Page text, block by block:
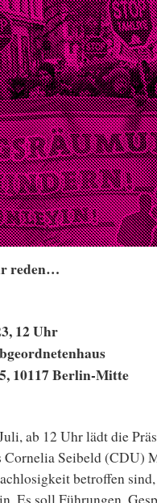
reden…
12 Uhr
10117 Berlin-Mitte
ab 12 Uhr lädt die
Cornelia Seibeld (CDU)
betroffen
Es soll Führungen,